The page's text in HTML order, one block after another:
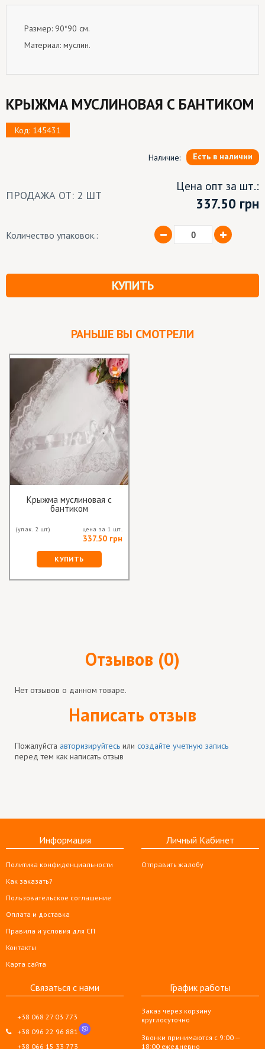
Размер: 90*90 см.
Материал: муслин.
КРЫЖМА МУСЛИНОВАЯ С БАНТИКОМ
Код: 145431
Наличие: Есть в наличии
ПРОДАЖА ОТ: 2 ШТ
Цена опт за шт.:
337.50 грн
Количество упаковок.:
КУПИТЬ
РАНЬШЕ ВЫ СМОТРЕЛИ
Крыжма муслиновая с
бантиком
(упак. 2 шт) цена за 1 шт.
337.50 грн
КУПИТЬ
Отзывов (0)
Нет отзывов о данном товаре.
Написать отзыв
Пожалуйста авторизируйтесь или создайте учетную запись
перед тем как написать отзыв
Информация
Политика конфиденциальности
Как заказать?
Пользовательское соглашение
Оплата и доставка
Правила и условия для СП
Контакты
Карта сайта
Личный Кабинет
Отправить жалобу
Связаться с нами
+38 068 27 03 773
+38 096 22 96 881
+38 066 15 33 773
График работы
Заказ через корзину
круглосуточно
Звонки принимаются с 9:00 —
18:00 ежедневно